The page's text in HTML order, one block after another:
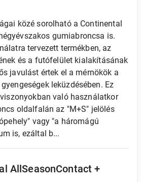
közé sorolható a Continental
gumiabroncsa is.
tervezett termékben, az
és a futófelület kialakításának
javulást értek el a mérnökök a
leküzdésében. Ez
való használatkor
oldalfalán az "M+S" jelölés
vagy "a háromágú
is, ezáltal b...
AllSeasonContact +